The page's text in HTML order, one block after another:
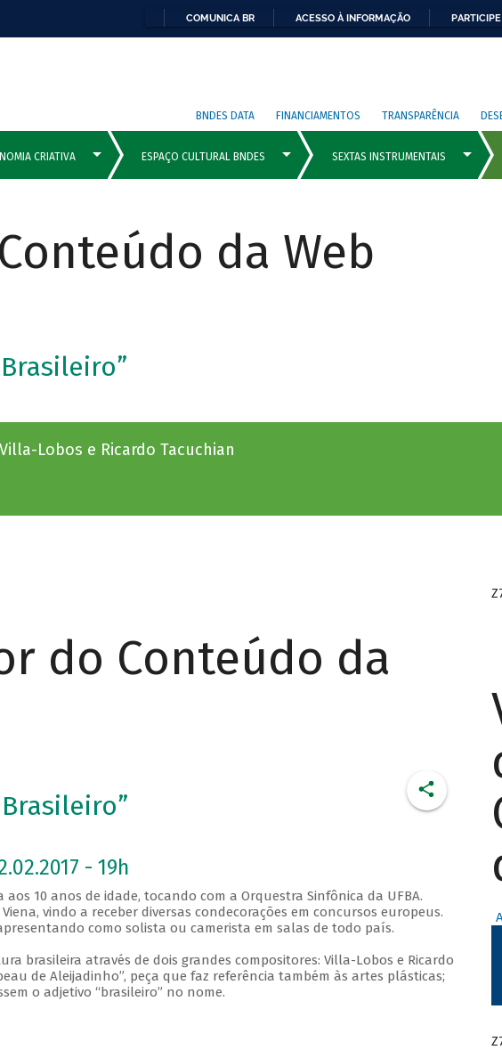
COMUNICA BR ACESSO À INFORMAÇÃO PARTICIPE
BNDES DATA FINANCIAMENTOS TRANSPARÊNCIA
da Web
Lobos e Ricardo Tacuchian
do Conteúdo da
- 19h
10 anos de idade, tocando com a Orquestra Sinfônica da UFBA.
vindo a receber diversas condecorações em concursos europeus.
como solista ou camerista em salas de todo país.
brasileira através de dois grandes compositores: Villa-Lobos e Ricardo
de Aleijadinho”, peça que faz referência também às artes plásticas;
o adjetivo “brasileiro” no nome.